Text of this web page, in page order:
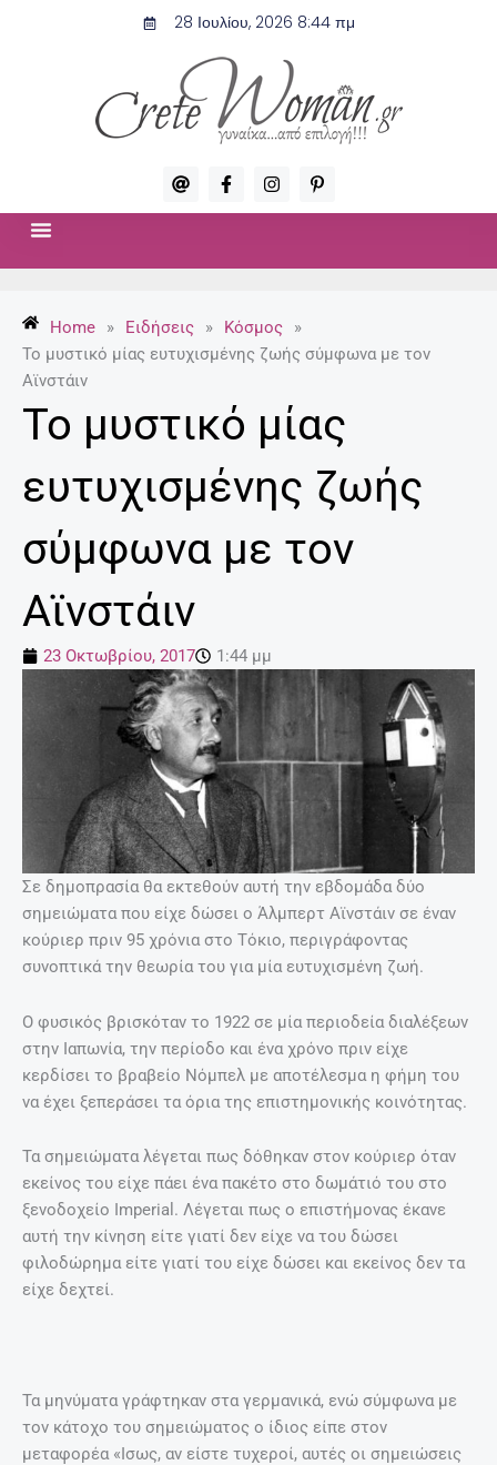
28 Ιουλίου, 2026 8:44 πμ
A
t
F
a
c
-
f
I
n
s
P
i
n
p
Home » Ειδήσεις » Κόσμος
»
Το μυστικό μίας ευτυχισμένης ζωής σύμφωνα με τον
Αϊνστάιν
Το μυστικό μίας
ευτυχισμένης ζωής
σύμφωνα με τον
Αϊνστάιν
23 Οκτωβρίου, 2017 1:44 μμ
Σε δημοπρασία θα εκτεθούν αυτή την εβδομάδα δύο
σημειώματα που είχε δώσει ο Άλμπερτ Αϊνστάιν σε έναν
κούριερ πριν 95 χρόνια στο Τόκιο, περιγράφοντας
συνοπτικά την θεωρία του για μία ευτυχισμένη ζωή.
Ο φυσικός βρισκόταν το 1922 σε μία περιοδεία διαλέξεων
στην Ιαπωνία, την περίοδο και ένα χρόνο πριν είχε
κερδίσει το βραβείο Νόμπελ με αποτέλεσμα η φήμη του
να έχει ξεπεράσει τα όρια της επιστημονικής κοινότητας.
Τα σημειώματα λέγεται πως δόθηκαν στον κούριερ όταν
εκείνος του είχε πάει ένα πακέτο στο δωμάτιό του στο
ξενοδοχείο Imperial. Λέγεται πως ο επιστήμονας έκανε
αυτή την κίνηση είτε γιατί δεν είχε να του δώσει
φιλοδώρημα είτε γιατί του είχε δώσει και εκείνος δεν τα
είχε δεχτεί.
Τα μηνύματα γράφτηκαν στα γερμανικά, ενώ σύμφωνα με
τον κάτοχο του σημειώματος ο ίδιος είπε στον
μεταφορέα «Ισως, αν είστε τυχεροί, αυτές οι σημειώσεις